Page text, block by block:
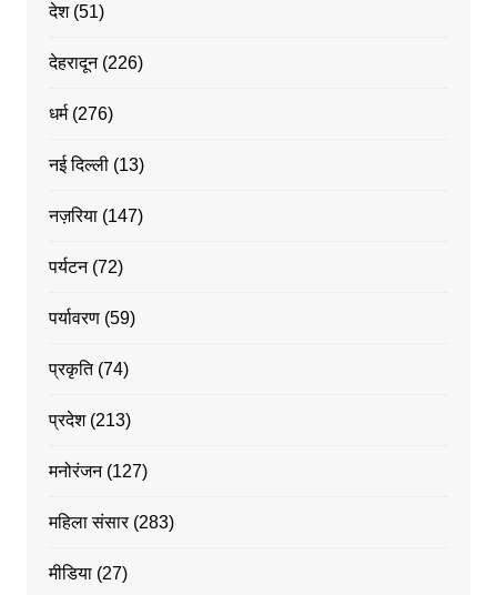
देश(51)
देहरादून(226)
धर्म(276)
नई दिल्ली(13)
नज़रिया(147)
पर्यटन(72)
पर्यावरण(59)
प्रकृति(74)
प्रदेश(213)
मनोरंजन(127)
महिला संसार(283)
मीडिया(27)